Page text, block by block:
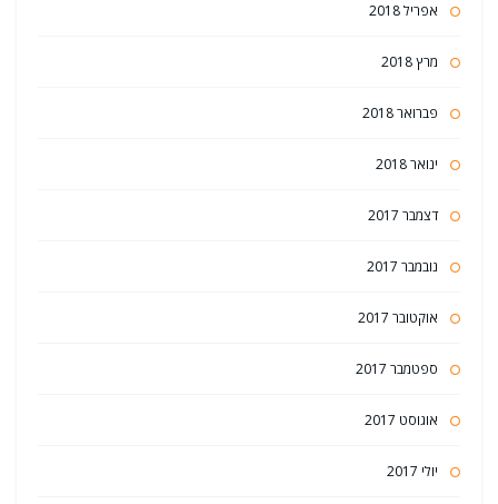
אפריל 2018
מרץ 2018
פברואר 2018
ינואר 2018
דצמבר 2017
נובמבר 2017
אוקטובר 2017
ספטמבר 2017
אוגוסט 2017
יולי 2017